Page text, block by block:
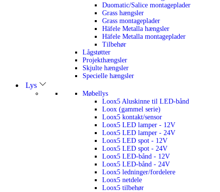
Duomatic/Salice montageplader
Grass hængsler
Grass montageplader
Häfele Metalla hængsler
Häfele Metalla montageplader
Tilbehør
Lågstøtter
Projekthængsler
Skjulte hængsler
Specielle hængsler
Lys
Møbellys
Loox5 Aluskinne til LED-bånd
Loox (gammel serie)
Loox5 kontakt/sensor
Loox5 LED lamper - 12V
Loox5 LED lamper - 24V
Loox5 LED spot - 12V
Loox5 LED spot - 24V
Loox5 LED-bånd - 12V
Loox5 LED-bånd - 24V
Loox5 ledninger/fordelere
Loox5 netdele
Loox5 tilbehør